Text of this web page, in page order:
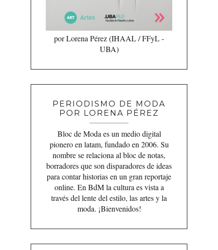
por Lorena Pérez (IHAAL / FFyL -
UBA)
PERIODISMO DE MODA
POR LORENA PÉREZ
Bloc de Moda es un medio digital
pionero en latam, fundado en 2006. Su
nombre se relaciona al bloc de notas,
borradores que son disparadores de ideas
para contar historias en un gran reportaje
online. En BdM la cultura es vista a
través del lente del estilo, las artes y la
moda. ¡Bienvenidos!